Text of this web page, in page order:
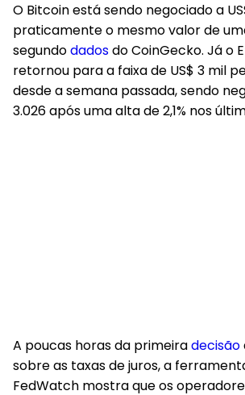
O Bitcoin está sendo negociado a
praticamente o mesmo valor de
segundodadosdo CoinGecko. Já o
retornou para a faixa de US$ 3 mil
desde a semana passada, sendo
3.026 após uma alta de 2,1% nos
A poucas horas da primeiradecisão
sobre as taxas de juros, a
FedWatch mostra que os